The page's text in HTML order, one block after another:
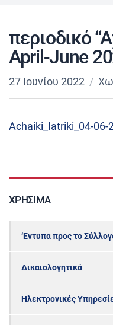
περιοδικό
April-June
27 Ιουνίου 2022
Achaiki_Iatriki_04-06-
ΧΡΉΣΙΜΑ
‘Εντυπα προς το
Δικαιολογητικά
Ηλεκτρονικές